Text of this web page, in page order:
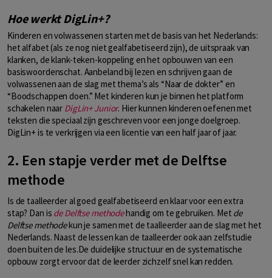
Hoe werkt DigLin+?
Kinderen en volwassenen starten met de basis van het Nederlands:
het alfabet (als ze nog niet gealfabetiseerd zijn), de uitspraak van
klanken, de klank-teken-koppeling en het opbouwen van een
basiswoordenschat. Aanbeland bij lezen en schrijven gaan de
volwassenen aan de slag met thema’s als “Naar de dokter” en
“Boodschappen doen.” Met kinderen kun je binnen het platform
schakelen naar DigLin+ Junior. Hier kunnen kinderen oefenen met
teksten die speciaal zijn geschreven voor een jonge doelgroep.
DigLin+ is te verkrijgen via een licentie van een half jaar of jaar.
2. Een stapje verder met de Delftse
methode
Is de taalleerder al goed gealfabetiseerd en klaar voor een extra
stap? Dan is de Delftse methodehandig om te gebruiken. Met de
Delftse methodekun je samen met de taalleerder aan de slag met het
Nederlands. Naast de lessen kan de taalleerder ook aan zelfstudie
doen buiten de les.De duidelijke structuur en de systematische
opbouw zorgt ervoor dat de leerder zichzelf snel kan redden.